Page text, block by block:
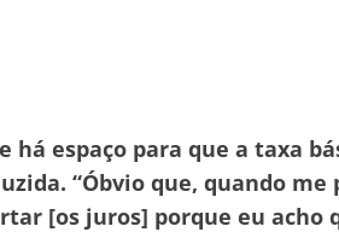
espaço para que a taxa
“Óbvio que, quando me
[os juros] porque eu acho